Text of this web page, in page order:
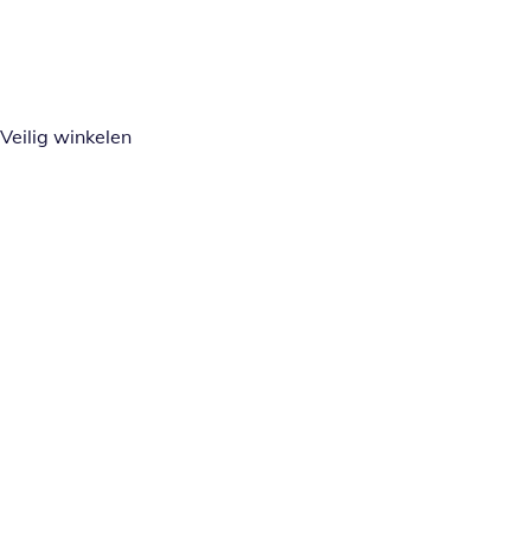
Veilig winkelen